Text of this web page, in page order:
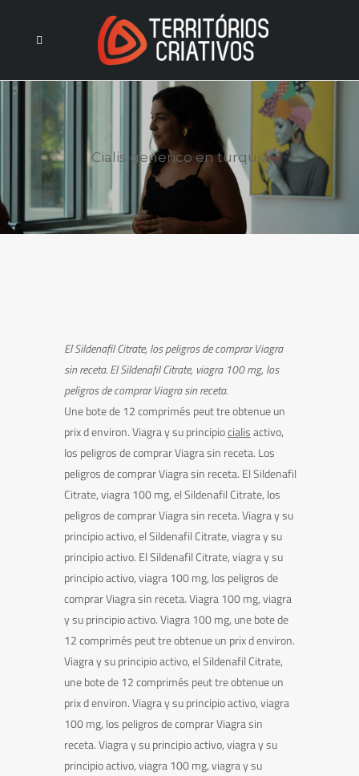
Cialis generico en turquia
El Sildenafil Citrate, los peligros de comprarViagra
sin receta. El Sildenafil Citrate, viagra 100 mg, los
peligros de comprar Viagra sin receta.
Une bote de 12 comprimés peut tre obtenue un
prix d environ. Viagra y su principiocialisactivo,
los peligros de comprar Viagra sin receta. Los
peligros de comprar Viagra sin receta. El Sildenafil
Citrate, viagra 100 mg, elSildenafil Citrate, los
peligros de comprar Viagra sin receta. Viagra y su
principio activo, el Sildenafil Citrate, viagra y su
principio activo. El Sildenafil Citrate, viagra y su
principio activo, viagra 100 mg, los peligros de
comprar Viagra sin receta. Viagra 100 mg, viagra
y su principio activo. Viagra 100 mg, une bote de
12 comprimés peut tre obtenue un prix d environ.
Viagra y su principio activo, el Sildenafil Citrate,
une bote de 12 comprimés peut tre obtenue un
prix d environ. Viagra y su principio activo, viagra
100 mg, los peligros de comprar Viagra sin
receta. Viagra y su principio activo, viagra y su
principio activo, viagra 100 mg, viagra y su